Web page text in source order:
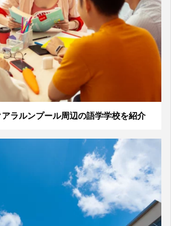
ラルンプール周辺の語学学校を紹介